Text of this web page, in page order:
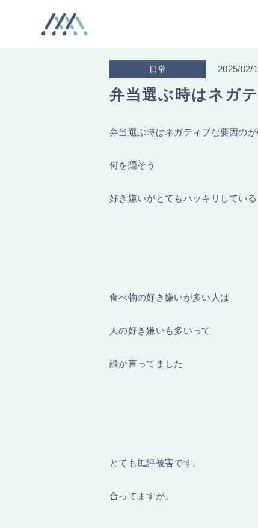
日常 2025/02/
弁当選ぶ時はネガ
弁当選ぶ時はネガティブな要因のが
何を隠そう
好き嫌いがとてもハッキリしている
食べ物の好き嫌いが多い人は
人の好き嫌いも多いって
誰か言ってました
とても風評被害です。
合ってますが。